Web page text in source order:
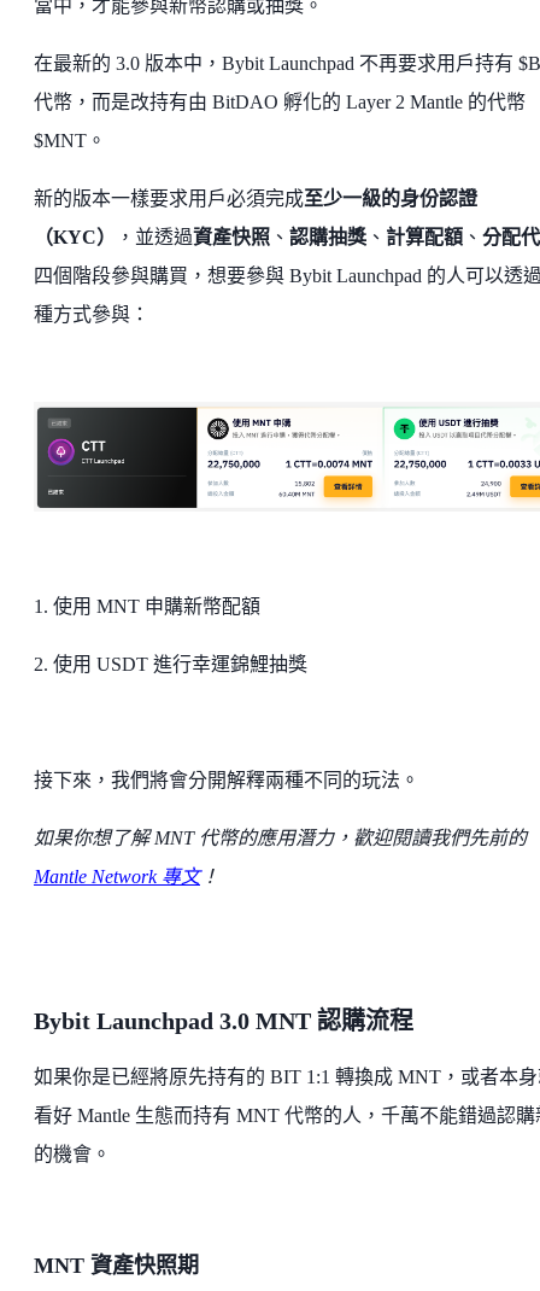
當中，才能參與新幣認購或抽獎。
在最新的 3.0 版本中，Bybit Launchpad 不再要求用戶持有
代幣，而是改持有由 BitDAO 孵化的 Layer 2 Mantle 的代幣
$MNT。
新的版本一樣要求用戶必須完成至少一級的身份認證
（KYC）
，並透過資產快照 、 認購抽獎 、 計算配額 、 分配
四個階段參與購買，想要參與 Bybit Launchpad 的人可以透
種方式參與：
1. 使用 MNT 申購新幣配額
2. 使用 USDT 進行幸運錦鯉抽獎
接下來，我們將會分開解釋兩種不同的玩法。
如果你想了解 MNT 代幣的應用潛力，歡迎閱讀我們先前的
Mantle Network 專文！
Bybit Launchpad 3.0 MNT 認購流程
如果你是已經將原先持有的 BIT 1:1 轉換成 MNT，或者本
看好 Mantle 生態而持有 MNT 代幣的人，千萬不能錯過認購
的機會。
MNT 資產快照期